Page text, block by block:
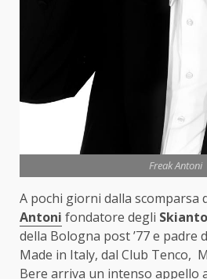
Freak Antoni
A pochi giorni dalla scomparsa
Antoni fondatore degli
della Bologna post ’77 e padre
Made in Italy, dal Club Tenco,
Bere arriva un intenso appello